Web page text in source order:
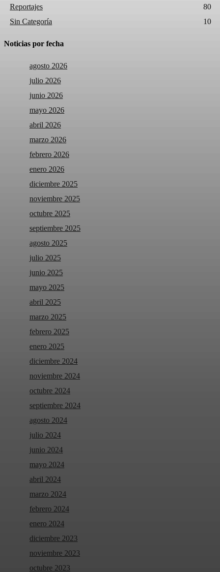
Reportajes
80
Sin Categoría
10
Noticias por fecha
agosto 2026
julio 2026
junio 2026
mayo 2026
abril 2026
marzo 2026
febrero 2026
enero 2026
diciembre 2025
noviembre 2025
octubre 2025
septiembre 2025
agosto 2025
julio 2025
junio 2025
mayo 2025
abril 2025
marzo 2025
febrero 2025
enero 2025
diciembre 2024
noviembre 2024
octubre 2024
septiembre 2024
agosto 2024
julio 2024
junio 2024
mayo 2024
abril 2024
marzo 2024
febrero 2024
enero 2024
diciembre 2023
noviembre 2023
octubre 2023